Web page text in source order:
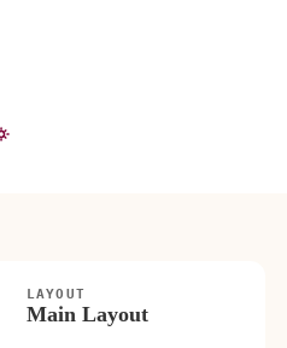
LAYOUT
Main Layout